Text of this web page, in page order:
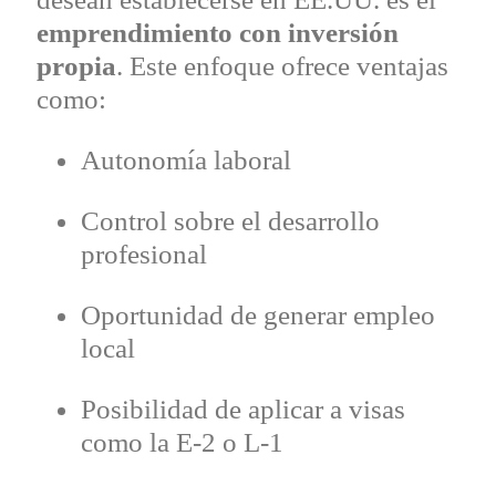
emprendimiento con inversión
propia. Este enfoque ofrece ventajas
como:
Autonomía laboral
Control sobre el desarrollo
profesional
Oportunidad de generar empleo
local
Posibilidad de aplicar a visas
como la E-2 o L-1